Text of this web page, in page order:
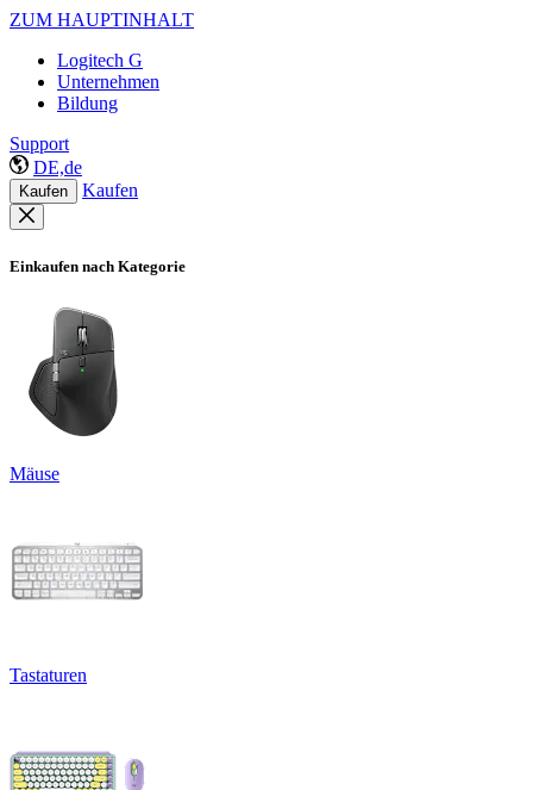
ZUM HAUPTINHALT
Logitech G
Unternehmen
Bildung
Support
DE,de
Kaufen Kaufen
Einkaufen nach Kategorie
Mäuse
Tastaturen